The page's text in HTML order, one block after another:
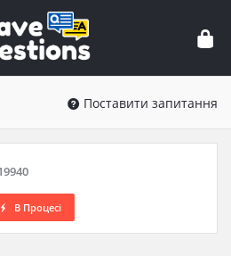
Поставити запитання
В Процесі